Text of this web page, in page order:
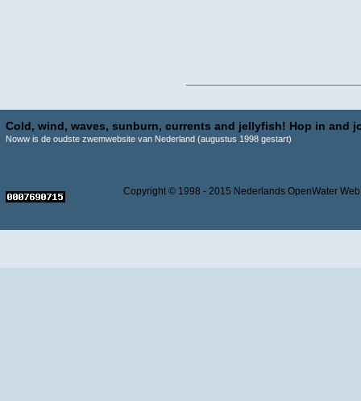
Cold, wind, waves, sunburn, currents and jellyfish! Hop in and
Noww is de oudste zwemwebsite van Nederland (augustus 1998 gestart)
Copyright © 1998 - 2015 Nederlands OpenWater